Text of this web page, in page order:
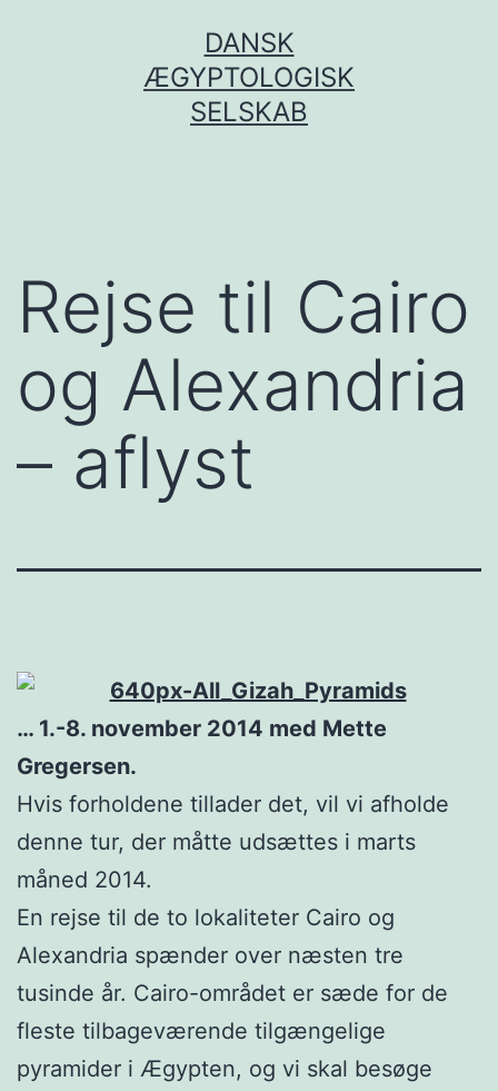
DANSK
ÆGYPTOLOGISK
SELSKAB
Rejse til Cairo
og Alexandria
– aflyst
… 1.-8. november 2014 med Mette
Gregersen.
Hvis forholdene tillader det, vil vi afholde
denne tur, der måtte udsættes i marts
måned 2014.
En rejse til de to lokaliteter Cairo og
Alexandria spænder over næsten tre
tusinde år. Cairo-området er sæde for de
fleste tilbageværende tilgængelige
pyramider i Ægypten, og vi skal besøge